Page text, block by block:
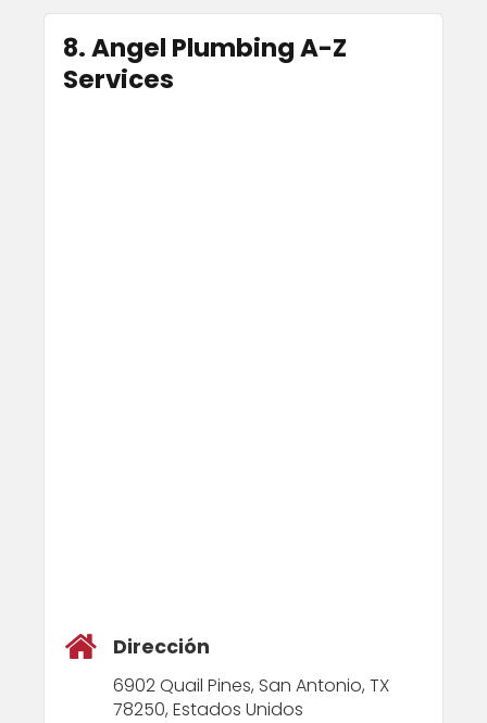
8. Angel Plumbing A-Z
Services
Dirección
6902 Quail Pines, San Antonio, TX
78250, Estados Unidos